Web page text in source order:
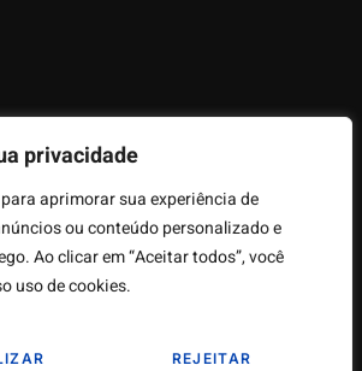
privacidade
aprimorar sua experiência de
ou conteúdo personalizado e
Ao clicar em “Aceitar todos”, você
uso de cookies.
REJEITAR
e atualizações